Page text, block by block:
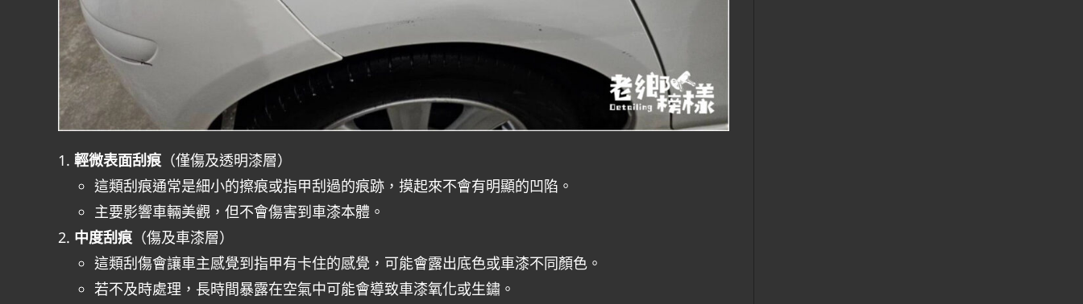
輕微表面刮痕 （僅傷及透明漆層）
這類刮痕通常是細小的擦痕或指甲刮過的痕跡，摸起來不會有明顯的凹陷。
主要影響車輛美觀，但不會傷害到車漆本體。
中度刮痕 （傷及車漆層）
這類刮傷會讓車主感覺到指甲有卡住的感覺，可能會露出底色或車漆不同顏色。
若不及時處理，長時間暴露在空氣中可能會導致車漆氧化或生鏽。